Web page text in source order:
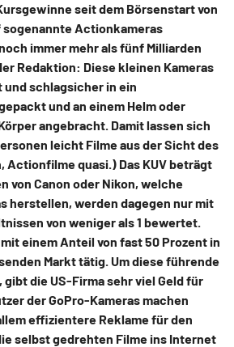
seit dem Börsenstart von
sogenannte Actionkameras
immer mehr als fünf Milliarden
Redaktion: Diese kleinen Kameras
schlagsicher in ein
und an einem Helm oder
angebracht. Damit lassen sich
leicht Filme aus der Sicht des
Actionfilme quasi.) Das KUV beträgt
von Canon oder Nikon, welche
herstellen, werden dagegen nur mit
von weniger als 1 bewertet.
einem Anteil von fast 50 Prozent in
Markt tätig. Um diese führende
die US-Firma sehr viel Geld für
der GoPro-Kameras machen
effizientere Reklame für den
selbst gedrehten Filme ins Internet